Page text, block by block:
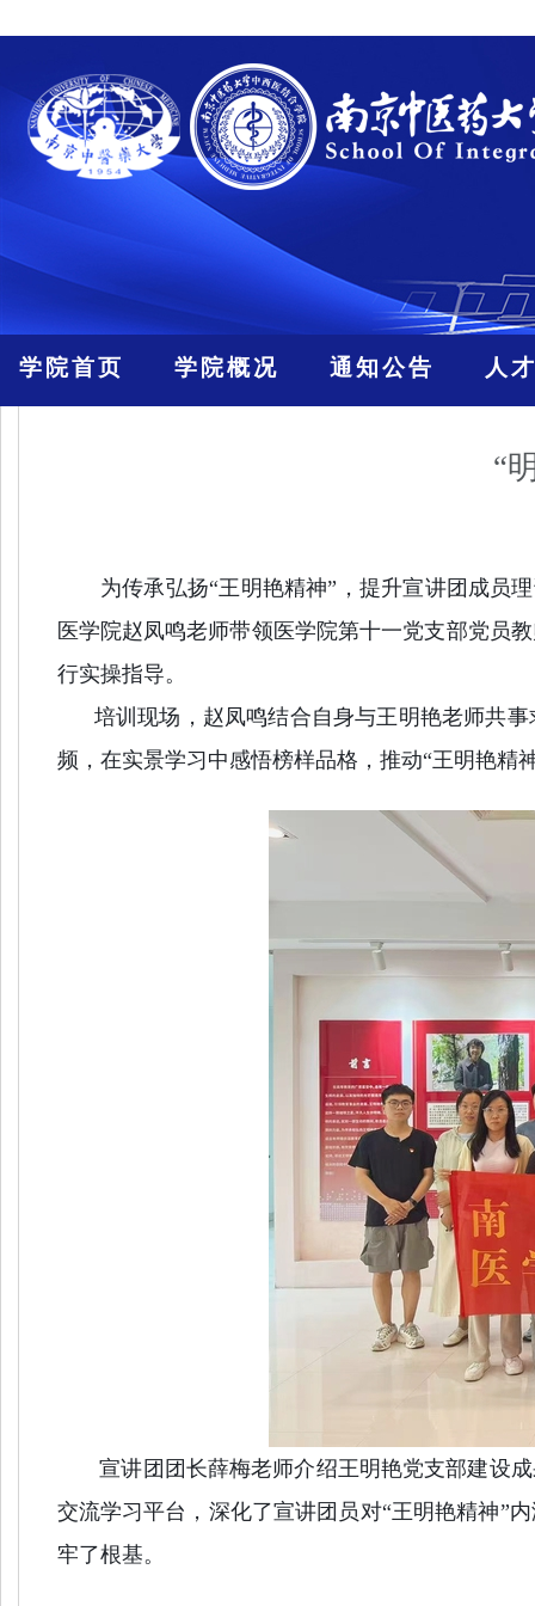
学院首页 学院概况 通知公告 人
“
为传承弘扬“王明艳精神” ，提升宣讲团成员
医学院赵凤鸣老师带领医学院第十一党支部党员
行实操指导。
培训现场，赵凤鸣结合自身与王明艳老师共事
频，在实景学习中感悟榜样品格，推动“王明艳精
宣讲团团长薛梅老师介绍王明艳党支部建设成
交流学习平台，深化了宣讲团员对“王明艳精神”
牢了根基。